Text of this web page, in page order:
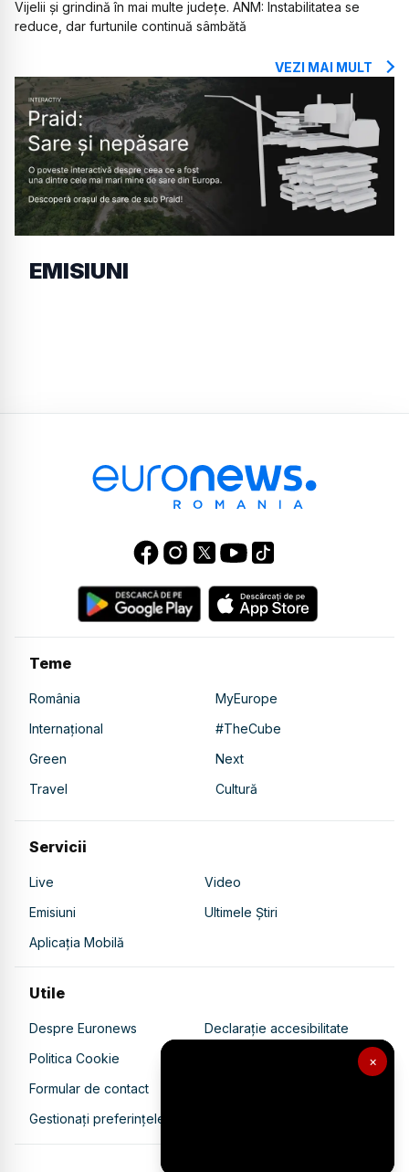
×
Vijelii și grindină în mai multe județe. ANM: Instabilitatea se
reduce, dar furtunile continuă sâmbătă
VEZI MAI MULT
EMISIUNI
Teme
România
MyEurope
Internațional
#TheCube
Green
Next
Travel
Cultură
Servicii
Live
Video
Emisiuni
Ultimele Știri
Aplicația Mobilă
Utile
Despre Euronews
Declarație accesibilitate
Politica Cookie
Politica de confidențialitate
Formular de contact
Gestionați preferințele